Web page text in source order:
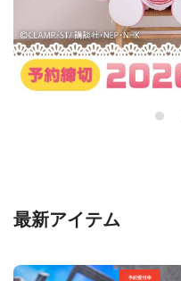
最新アイテム